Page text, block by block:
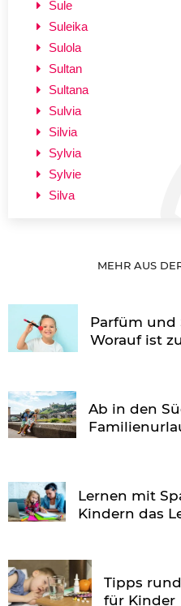
Sule
Suleika
Sulola
Sultan
Sultana
Sulvia
Silvia
Sylvia
Sylvie
Silva
MEHR AUS
Parfüm und
Worauf ist
Ab in den
Lernen mit
Kindern das
Tipps
für Kinder